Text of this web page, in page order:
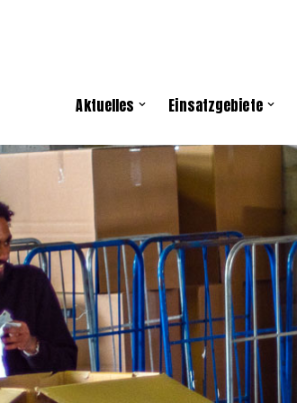
Aktuelles Einsatzgebiete